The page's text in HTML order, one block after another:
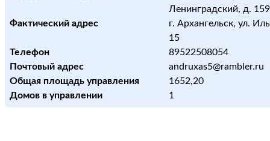
Ленинградский, д.
Фактический адрес
г. Архангельск, ул.
15
Телефон
89522508054
Почтовый адрес
andruxas5@rambler.ru
Общая площадь управления
1652,20
Домов в управлении
1